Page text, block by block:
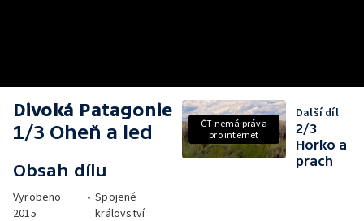
Divoká Patagonie
1/3 Oheň a led
Obsah dílu
Vyrobeno
2015
• Spojené
království
ČT nemá práva
pro internet
Další díl
2/3
Horko a
prach